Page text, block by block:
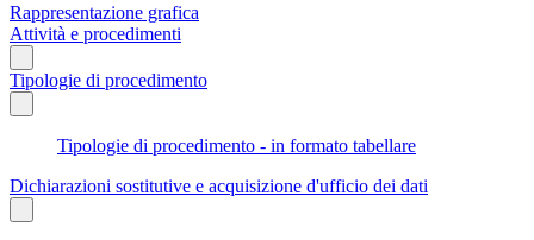
Rappresentazione grafica
Attività e procedimenti
Tipologie di procedimento
Tipologie di procedimento - in formato tabellare
Dichiarazioni sostitutive e acquisizione d'ufficio dei dati